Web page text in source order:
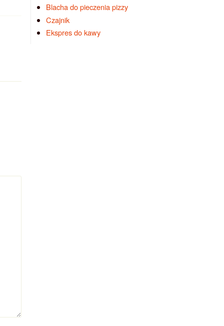
Blacha do pieczenia pizzy
Czajnik
Ekspres do kawy